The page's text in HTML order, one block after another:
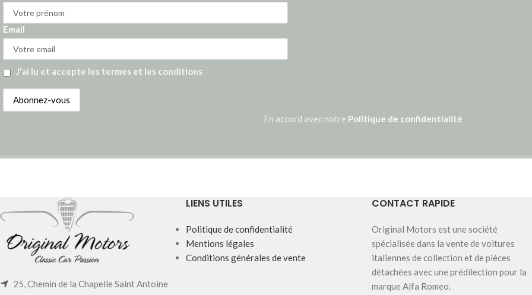
Email
J'ai lu et accepte les termes et les conditions
En accord avec notre Politique de confidentialité
25, Chemin de la Chapelle Saint Antoine
LIENS UTILES
Politique de confidentialité
Mentions légales
Conditions générales de vente
CONTACT RAPIDE
Original Motors est une société
spécialisée dans la vente de voitures
italiennes de collection et de pièces
détachées avec une prédilection pour la
marque Alfa Romeo.